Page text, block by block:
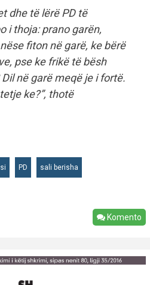
dhe të lërë PD të
i thoja: prano garën,
fiton në garë, ke bërë
pse ke frikë të bësh
në garë meqë je i fortë.
ke?”, thotë
PD sali berisha
Komento